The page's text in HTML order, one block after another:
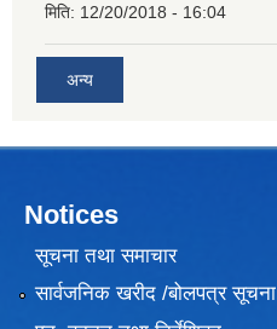
मिति: 12/20/2018 - 16:04
अन्य
Notices
सूचना तथा समाचार
सार्वजनिक खरीद /बोलपत्र सूचना